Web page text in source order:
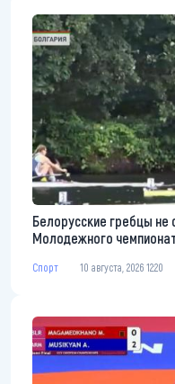
Белорусские гребцы не
Молодежного
Спорт 10 августа, 2026 12:20